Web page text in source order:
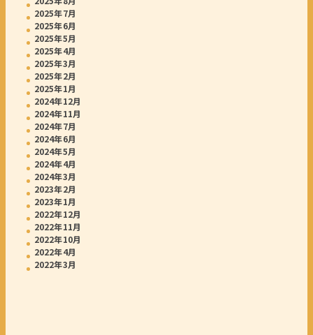
2025年7月
2025年6月
2025年5月
2025年4月
2025年3月
2025年2月
2025年1月
2024年12月
2024年11月
2024年7月
2024年6月
2024年5月
2024年4月
2024年3月
2023年2月
2023年1月
2022年12月
2022年11月
2022年10月
2022年4月
2022年3月